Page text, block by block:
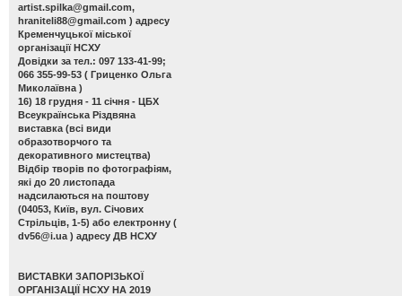
artist.spilka@gmail.com,
hraniteli88@gmail.com ) адресу
Кременчуцької міської
організації НСХУ
Довідки за тел.: 097 133-41-99;
066 355-99-53 ( Гриценко Ольга
Миколаївна )
16) 18 грудня - 11 січня - ЦБХ
Всеукраїнська Різдвяна
виставка (всі види
образотворчого та
декоративного мистецтва)
Відбір творів по фотографіям,
які до 20 листопада
надсилаються на поштову
(04053, Київ, вул. Січових
Стрільців, 1-5) або електронну (
dv56@i.ua ) адресу ДВ НСХУ
ВИСТАВКИ ЗАПОРІЗЬКОЇ
ОРГАНІЗАЦІЇ НСХУ НА 2019